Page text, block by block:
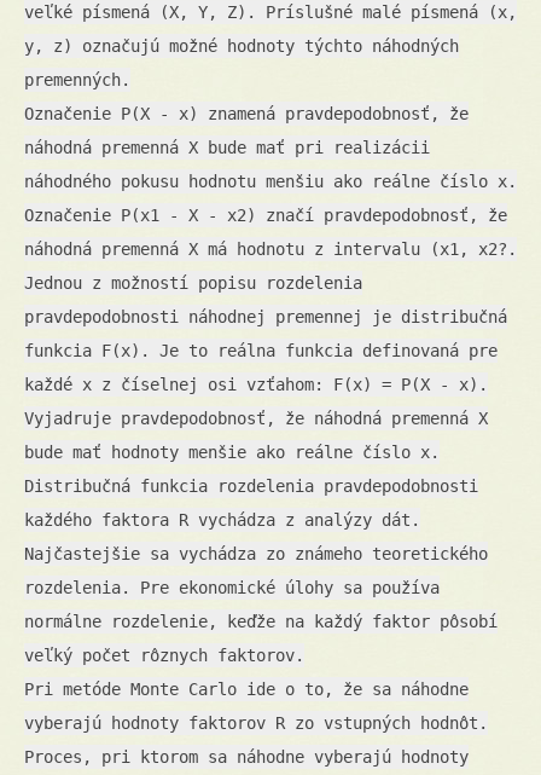
veľké písmená (X, Y, Z). Príslušné malé písmená (x,
y, z) označujú možné hodnoty týchto náhodných
premenných.
Označenie P(X - x) znamená pravdepodobnosť, že
náhodná premenná X bude mať pri realizácii
náhodného pokusu hodnotu menšiu ako reálne číslo x.
Označenie P(x1 - X - x2) značí pravdepodobnosť, že
náhodná premenná X má hodnotu z intervalu (x1, x2?.
Jednou z možností popisu rozdelenia
pravdepodobnosti náhodnej premennej je distribučná
funkcia F(x). Je to reálna funkcia definovaná pre
každé x z číselnej osi vzťahom: F(x) = P(X - x).
Vyjadruje pravdepodobnosť, že náhodná premenná X
bude mať hodnoty menšie ako reálne číslo x.
Distribučná funkcia rozdelenia pravdepodobnosti
každého faktora R vychádza z analýzy dát.
Najčastejšie sa vychádza zo známeho teoretického
rozdelenia. Pre ekonomické úlohy sa používa
normálne rozdelenie, keďže na každý faktor pôsobí
veľký počet rôznych faktorov.
Pri metóde Monte Carlo ide o to, že sa náhodne
vyberajú hodnoty faktorov R zo vstupných hodnôt.
Proces, pri ktorom sa náhodne vyberajú hodnoty